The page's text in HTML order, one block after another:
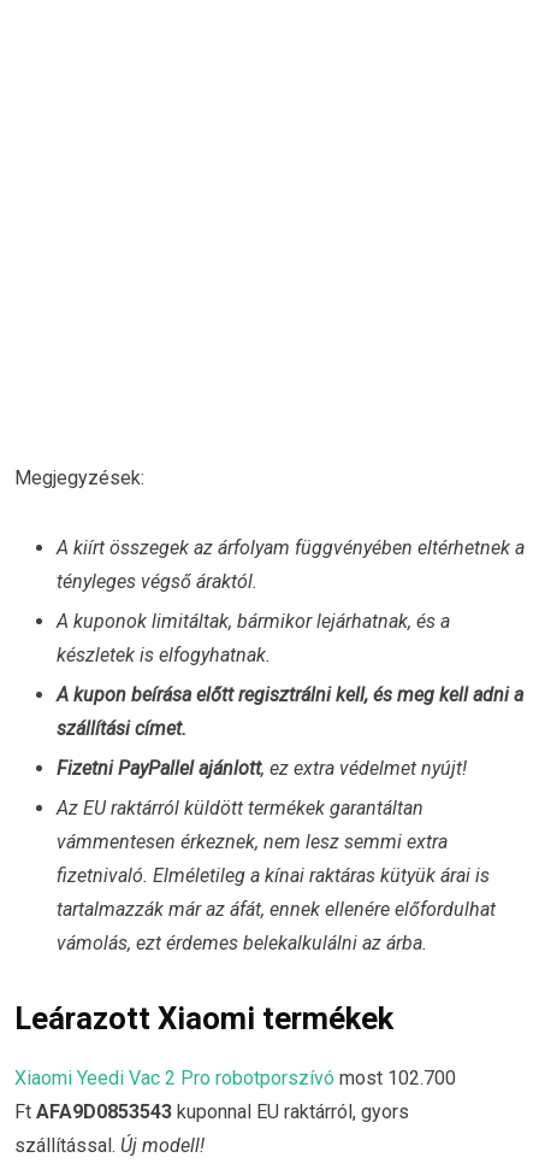
Megjegyzések:
A kiírt összegek az árfolyam függvényében eltérhetnek a
tényleges végső áraktól.
A kuponok limitáltak, bármikor lejárhatnak, és a
készletek is elfogyhatnak.
A kupon beírása előtt regisztrálni kell, és meg kell adni a
szállítási címet.
Fizetni PayPallel ajánlott, ez extra védelmet nyújt!
Az EU raktárról küldött termékek garantáltan
vámmentesen érkeznek, nem lesz semmi extra
fizetnivaló. Elméletileg a kínai raktáras kütyük árai is
tartalmazzák már az áfát, ennek ellenére előfordulhat
vámolás, ezt érdemes belekalkulálni az árba.
Leárazott Xiaomi termékek
Xiaomi Yeedi Vac 2 Pro robotporszívó most 102.700
Ft AFA9D0853543 kuponnal EU raktárról, gyors
szállítással. Új modell!